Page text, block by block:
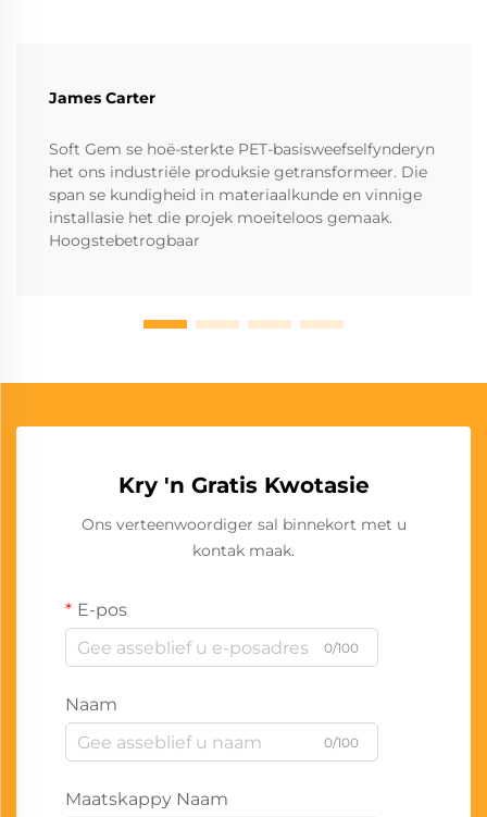
James Carter
Soft Gem se hoë-sterkte PET-basisweefselfynderyn
het ons industriële produksie getransformeer. Die
span se kundigheid in materiaalkunde en vinnige
installasie het die projek moeiteloos gemaak.
Hoogstebetrogbaar
Kry 'n Gratis Kwotasie
Ons verteenwoordiger sal binnekort met u
kontak maak.
E-pos
0/100
Naam
0/100
Maatskappy Naam